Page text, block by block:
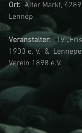
Ort:
Alter Markt,
Lennep
Veranstalter: TV
1933 e. V.  &
Verein 1898 e.V.